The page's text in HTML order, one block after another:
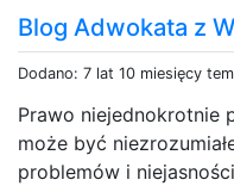
Blog Adwokata z
Dodano: 7 lat 10 miesięcy
Prawo niejednokrotnie
może być
problemów i